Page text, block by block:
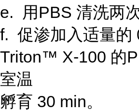
e. 用PBS 清洗两
f. 促渗加入适量的
Triton™ X-100 的
室温
孵育 30 min。